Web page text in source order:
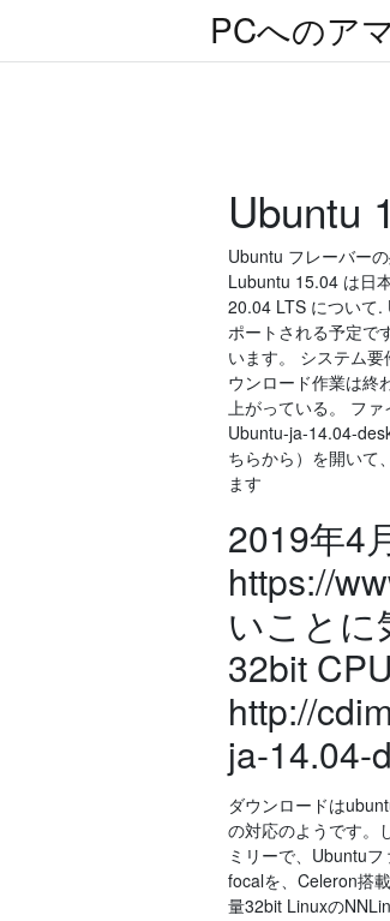
PCへのア
Ubuntu
Ubuntu フレーバー
Lubuntu 15.04 は日
20.04 LTS について
ポートされる予定で
います。 システム
ウンロード作業は終
上がっている。 ファ
Ubuntu-ja-14.04-
ちらから）を開いて
ます
2019年4
https://
いことに
32bit CPU
http://
ja-14.04-
ダウンロードは
の対応のようです。
ミリーで、Ubuntu
focalを、Celeron搭
量32bit Linuxの